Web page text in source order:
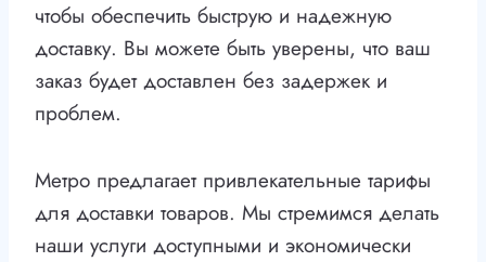
чтобы обеспечить быструю и надежную
доставку. Вы можете быть уверены, что ваш
заказ будет доставлен без задержек и
проблем.
Метро предлагает привлекательные тарифы
для доставки товаров. Мы стремимся делать
наши услуги доступными и экономически